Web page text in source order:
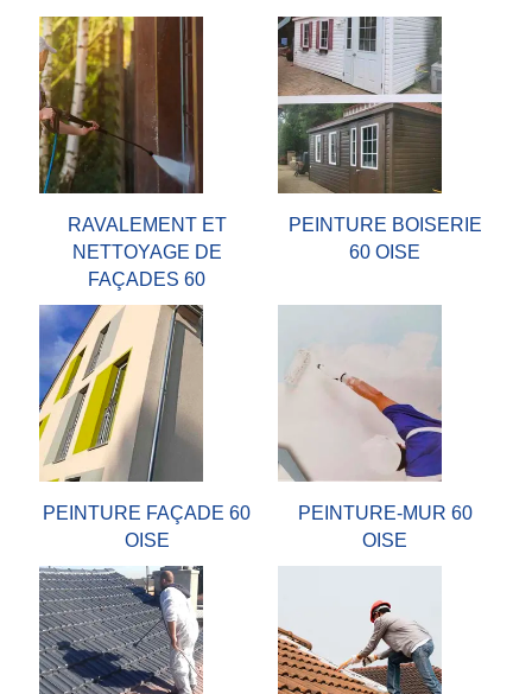
RAVALEMENT ET
NETTOYAGE DE
FAÇADES 60
PEINTURE BOISERIE
60 OISE
PEINTURE FAÇADE 60
OISE
PEINTURE-MUR 60
OISE